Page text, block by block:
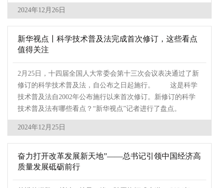
2024年12月26日
新华视点丨科学技术普及法完成首次修订，这些看点
值得关注
2月25日，十四届全国人大常委会第十三次会议表决通过了新
修订的科学技术普及法，自公布之日起施行。 这是科学
技术普及法自2002年公布施行以来首次修订。新修订的科学
技术普及法有哪些看点？“新华视点”记者进行了盘点。
2024年12月25日
奋力打开改革发展新天地”——总书记引领中国经济高
质量发展砥砺前行